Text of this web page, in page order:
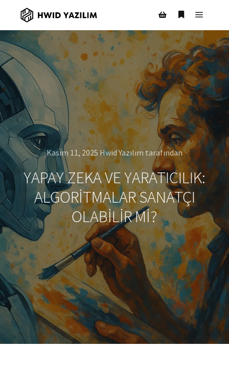
Kasım 11, 2025 Hwid Yazılım tarafından
YAPAY ZEKA VE YARATICILIK:
ALGORITMALAR SANATÇI
OLABILIR MI?